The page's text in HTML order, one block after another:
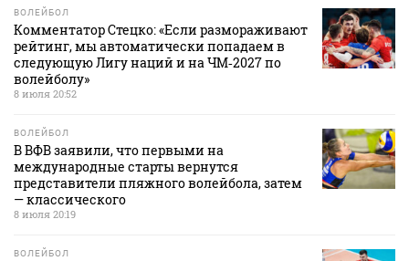
ВОЛЕЙБОЛ
Комментатор Стецко: «Если размораживают
рейтинг, мы автоматически попадаем в
следующую Лигу наций и на ЧМ‑2027 по
волейболу»
8 июля 20:52
ВОЛЕЙБОЛ
В ВФВ заявили, что первыми на
международные старты вернутся
представители пляжного волейбола, затем
— классического
8 июля 20:19
ВОЛЕЙБОЛ